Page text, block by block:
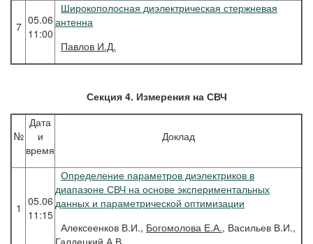
7 05.06
11:00
Широкополосная диэлектрическая стержневая
антенна
Павлов И.Д.
Секция 4. Измерения на СВЧ
№
Дата
и
время
Доклад
1 05.06
11:15
Определение параметров диэлектриков в
диапазоне СВЧ на основе экспериментальных
данных и параметрической оптимизации
Алексеенков В.И., Богомолова Е.А., Васильев В.И.,
Галдецкий А.В.